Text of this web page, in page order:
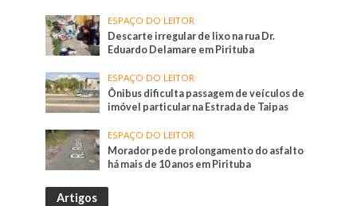
ESPAÇO DO LEITOR
Descarte irregular de lixo na rua Dr.
Eduardo Delamare em Pirituba
ESPAÇO DO LEITOR
Ônibus dificulta passagem de veículos de
imóvel particular na Estrada de Taipas
ESPAÇO DO LEITOR
Morador pede prolongamento do asfalto
há mais de 10 anos em Pirituba
Artigos